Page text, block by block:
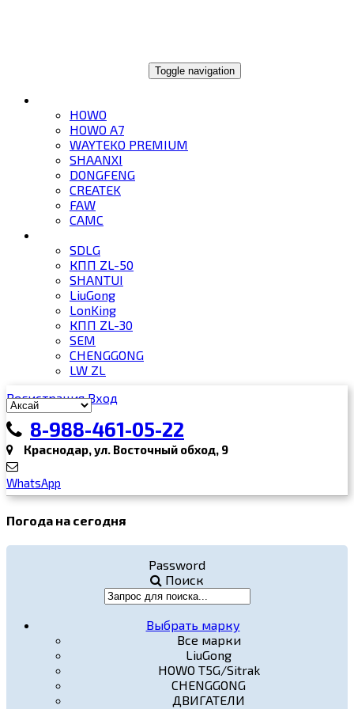
Toggle navigation
HOWO
HOWO A7
WAYTEKO PREMIUM
SHAANXI
DONGFENG
CREATEK
FAW
CAMC
SDLG
КПП ZL-50
SHANTUI
LiuGong
LonKing
КПП ZL-30
SEM
CHENGGONG
LW ZL
Регистрация Вход
8-988-461-05-22
Краснодар, ул. Восточный обход, 9
WhatsApp
Погода на сегодня
Password
Поиск
Выбрать марку
Все марки
LiuGong
HOWO T5G/Sitrak
CHENGGONG
ДВИГАТЕЛИ